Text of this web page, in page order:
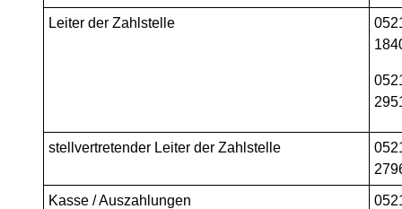
Leiter der Zahlstelle
stellvertretender Leiter der Zahlstelle
Kasse / Auszahlungen